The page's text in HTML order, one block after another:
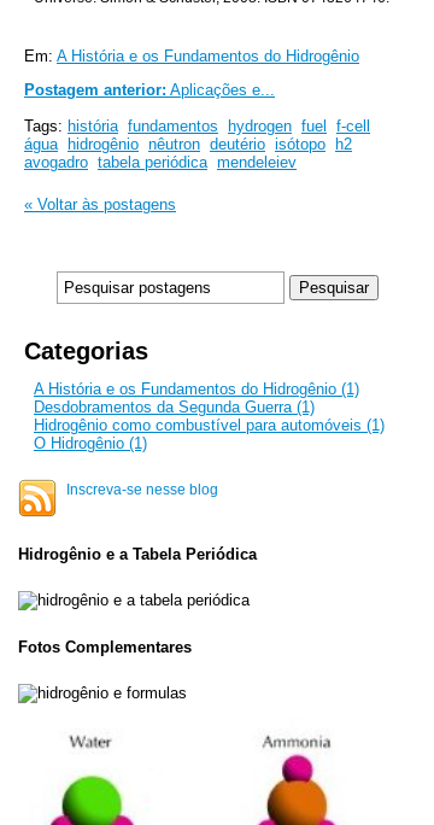
Em: A História e os Fundamentos do Hidrogênio
Postagem anterior: Aplicações e...
Tags: história fundamentos hydrogen fuel
f-cell
água
hidrogênio nêutron deutério isótopo
h2
avogadro tabela periódica mendeleiev
« Voltar às postagens
Categorias
A História e os Fundamentos do Hidrogênio (1)
Desdobramentos da Segunda Guerra (1)
Hidrogênio como combustível para automóveis (1)
O Hidrogênio (1)
Inscreva-se nesse blog
Hidrogênio e a Tabela Periódica
Fotos Complementares